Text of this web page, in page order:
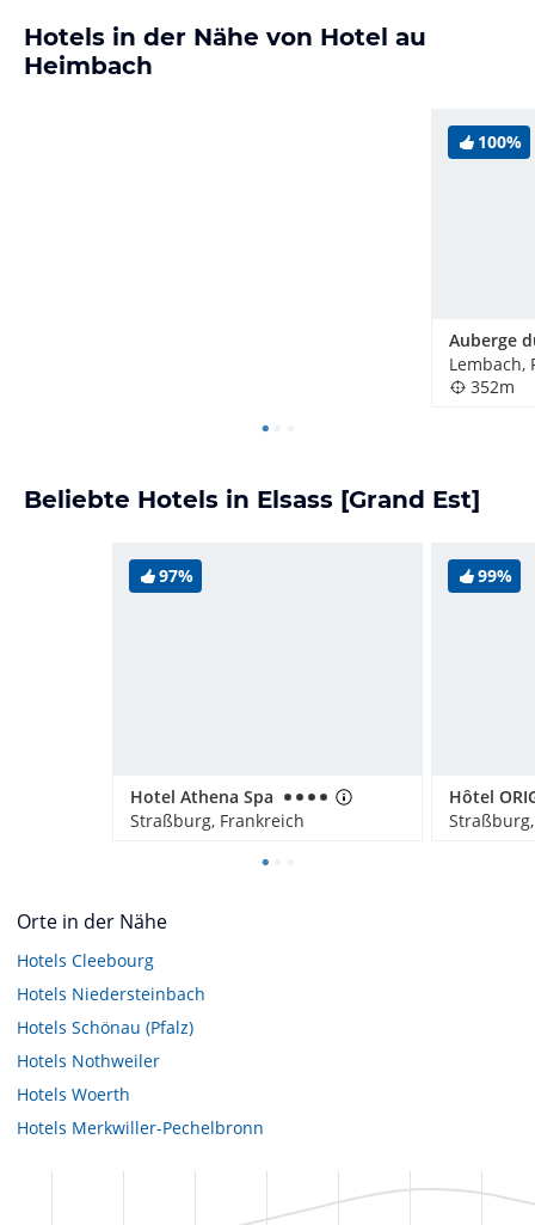
Hotels in der Nähe von Hotel au
Heimbach
100%
Lembach,
352m
Beliebte Hotels in Elsass [Grand Est]
97%
Hotel Athena Spa
Straßburg, Frankreich
99%
Hôtel
Orte in der Nähe
Hotels Cleebourg
Hotels Niedersteinbach
Hotels Schönau (Pfalz)
Hotels Nothweiler
Hotels Woerth
Hotels Merkwiller-Pechelbronn